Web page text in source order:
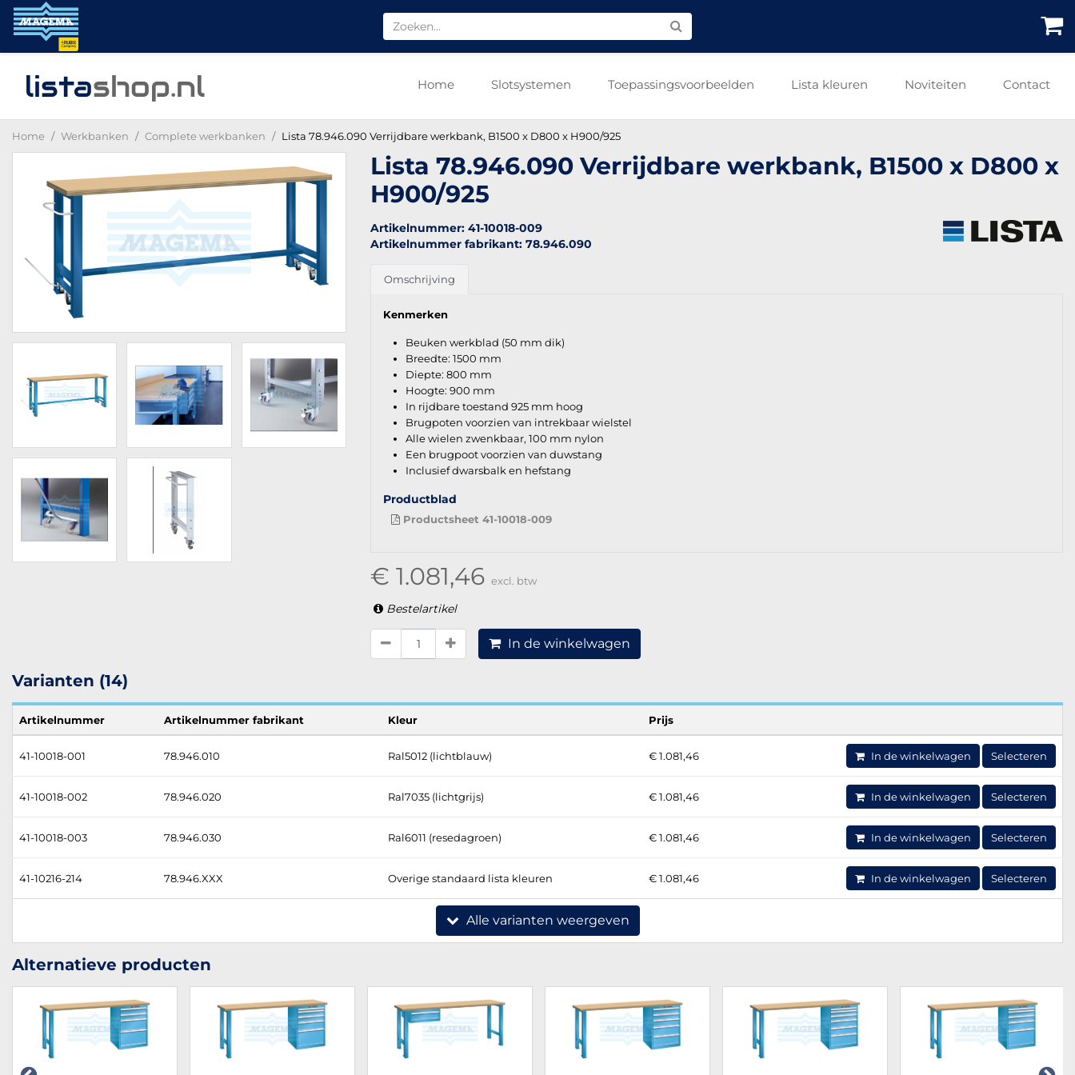
listashop.nl Home Slotsystemen Toepassingsvoorbeelden Lista kleuren Noviteiten Contact
Home Werkbanken Complete werkbanken Lista 78.946.090 Verrijdbare werkbank, B1500 x D800 x H900/925
Lista 78.946.090 Verrijdbare werkbank, B1500 x D800 x
H900/925
Artikelnummer: 41-10018-009
Artikelnummer fabrikant: 78.946.090
Omschrijving
Kenmerken
Beuken werkblad (50 mm dik)
Breedte: 1500 mm
Diepte: 800 mm
Hoogte: 900 mm
In rijdbare toestand 925 mm hoog
Brugpoten voorzien van intrekbaar wielstel
Alle wielen zwenkbaar, 100 mm nylon
Een brugpoot voorzien van duwstang
Inclusief dwarsbalk en hefstang
Productblad
Productsheet 41-10018-009
€ 1.081,46 excl. btw
Bestelartikel
In de winkelwagen
Varianten (14)
Artikelnummer Artikelnummer fabrikant Kleur Prijs
41-10018-001 78.946.010 Ral5012 (lichtblauw) € 1.081,46 In de winkelwagen Selecteren
41-10018-002 78.946.020 Ral7035 (lichtgrijs) € 1.081,46 In de winkelwagen Selecteren
41-10018-003 78.946.030 Ral6011 (resedagroen) € 1.081,46 In de winkelwagen Selecteren
41-10216-214 78.946.XXX Overige standaard lista kleuren € 1.081,46 In de winkelwagen Selecteren
Alle varianten weergeven
Alternatieve producten